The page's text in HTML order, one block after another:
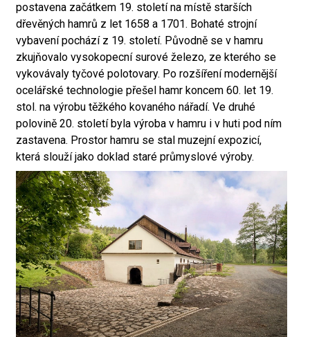
postavena začátkem 19. století na místě starších
dřevěných hamrů z let 1658 a 1701. Bohaté strojní
vybavení pochází z 19. století. Původně se v hamru
zkujňovalo vysokopecní surové železo, ze kterého se
vykovávaly tyčové polotovary. Po rozšíření modernější
ocelářské technologie přešel hamr koncem 60. let 19.
stol. na výrobu těžkého kovaného nářadí. Ve druhé
polovině 20. století byla výroba v hamru i v huti pod ním
zastavena. Prostor hamru se stal muzejní expozicí,
která slouží jako doklad staré průmyslové výroby.